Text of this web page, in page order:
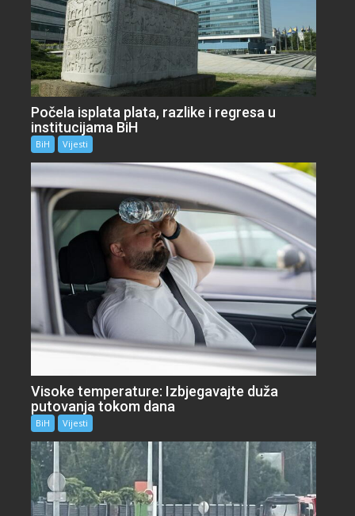
Počela isplata plata, razlike i regresa u
institucijama BiH
BiH Vijesti
Visoke temperature: Izbjegavajte duža
putovanja tokom dana
BiH Vijesti